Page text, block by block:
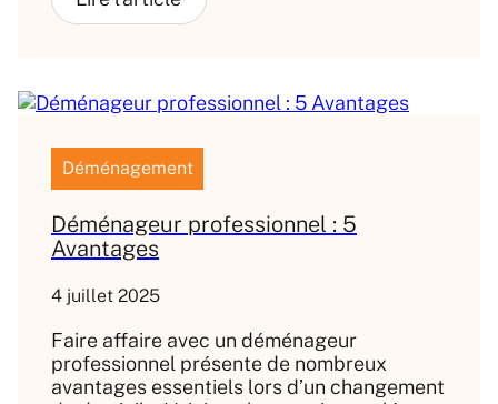
Déménagement
Déménageur professionnel : 5
Avantages
4 juillet 2025
Faire affaire avec un déménageur
professionnel présente de nombreux
avantages essentiels lors d’un changement